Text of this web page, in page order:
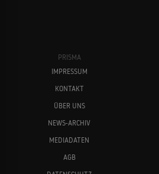
PRISMA
IMPRESSUM
KONTAKT
ÜBER UNS
NEWS-ARCHIV
MEDIADATEN
AGB